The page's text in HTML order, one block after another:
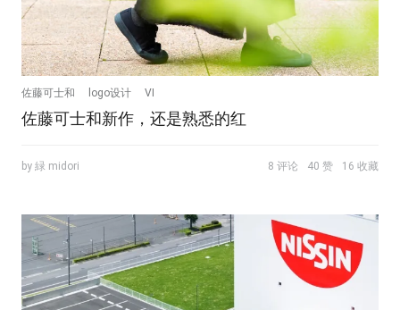
佐藤可士和 logo设计 VI
佐藤可士和新作，还是熟悉的红
by 緑 midori 8 评论 40 赞 16 收藏